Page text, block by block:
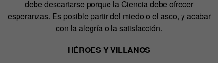
debe descartarse porque la Ciencia debe ofrecer
esperanzas. Es posible partir del miedo o el asco, y acabar
con la alegría o la satisfacción.
HÉROES Y VILLANOS